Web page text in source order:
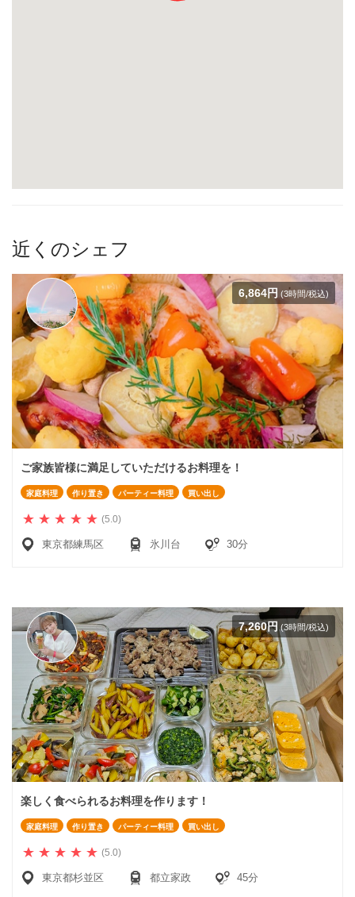
近くのシェフ
6,864円 (3時間/税込)
ご家族皆様に満足していただけるお料理を！
家庭料理 作り置き パーティー料理 買い出し
(5.0)
東京都練馬区 氷川台 30分
7,260円 (3時間/税込)
楽しく食べられるお料理を作ります！
家庭料理 作り置き パーティー料理 買い出し
(5.0)
東京都杉並区 都立家政 45分